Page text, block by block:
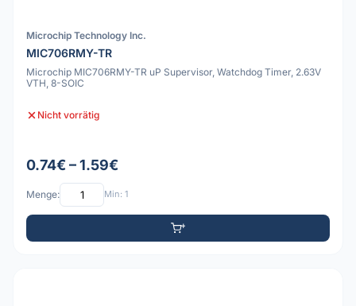
Microchip Technology Inc.
MIC706RMY-TR
Microchip MIC706RMY-TR uP Supervisor, Watchdog Timer, 2.63V
VTH, 8-SOIC
Nicht vorrätig
0.74€ – 1.59€
Menge: Min: 1